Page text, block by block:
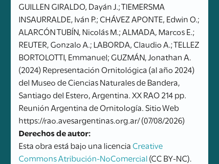
GUILLEN GIRALDO, Dayán J.; TIEMERSMA
INSAURRALDE, Iván P.; CHÁVEZ APONTE, Edwin O.;
ALARCÓN TUBÍN, Nicolás M.; ALMADA, Marcos E.;
REUTER, Gonzalo A.; LABORDA, Claudio A.; TELLEZ
BORTOLOTTI, Emmanuel; GUZMÁN, Jonathan A.
(2024) Representación Ornitológica (al año 2024)
del Museo de Ciencias Naturales de Bandera,
Santiago del Estero, Argentina. XX RAO 214 pp.
Reunión Argentina de Ornitología. Sitio Web
https://rao.avesargentinas.org.ar/ (07/08/2026)
Derechos de autor:
Esta obra está bajo una licencia Creative
Commons Atribución-NoComercial(CC BY-NC).